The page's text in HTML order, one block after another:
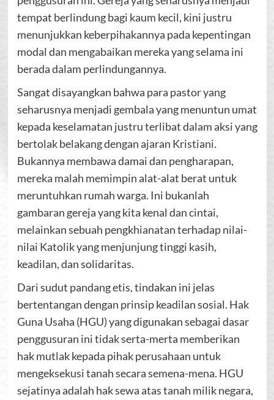
tempat berlindung bagi kaum kecil, kini justru
menunjukkan keberpihakannya pada kepentingan
modal dan mengabaikan mereka yang selama ini
berada dalam perlindungannya.
Sangat disayangkan bahwa para pastor yang
seharusnya menjadi gembala yang menuntun umat
kepada keselamatan justru terlibat dalam aksi yang
bertolak belakang dengan ajaran Kristiani.
Bukannya membawa damai dan pengharapan,
mereka malah memimpin alat-alat berat untuk
meruntuhkan rumah warga. Ini bukanlah
gambaran gereja yang kita kenal dan cintai,
melainkan sebuah pengkhianatan terhadap nilai-
nilai Katolik yang menjunjung tinggi kasih,
keadilan, dan solidaritas.
Dari sudut pandang etis, tindakan ini jelas
bertentangan dengan prinsip keadilan sosial. Hak
Guna Usaha (HGU) yang digunakan sebagai dasar
penggusuran ini tidak serta-merta memberikan
hak mutlak kepada pihak perusahaan untuk
mengeksekusi tanah secara semena-mena. HGU
sejatinya adalah hak sewa atas tanah milik negara,